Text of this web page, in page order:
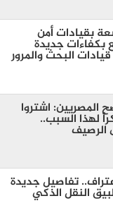
بقيادات أمن
بكفاءات جديدة
البحث والمرور
المصريين: اشتروا
لهذا السبب..
الرصيف
تفاصيل جديدة
النقل الذكي